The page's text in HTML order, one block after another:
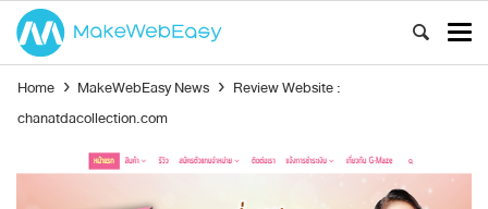
Home › MakeWebEasy News › Review Website :
chanatdacollection.com